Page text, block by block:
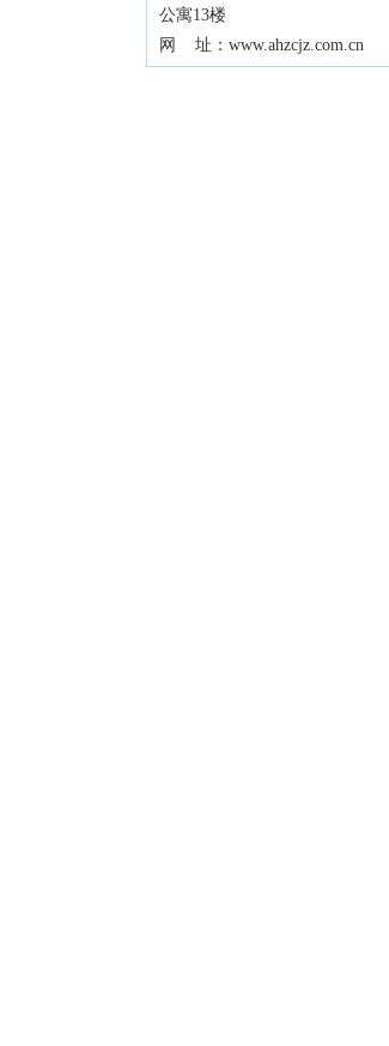
公寓13楼
网 址：www.ahzcjz.com.cn